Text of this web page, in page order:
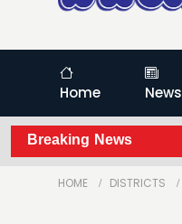
Home News
Breaking News
HOME DISTRICTS